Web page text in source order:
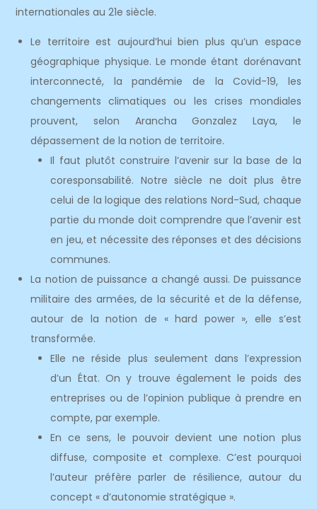
internationales au 21e siècle.
Le territoire est aujourd’hui bien plus qu’un espace
géographique physique. Le monde étant dorénavant
interconnecté, la pandémie de la Covid-19, les
changements climatiques ou les crises mondiales
prouvent, selon Arancha Gonzalez Laya, le
dépassement de la notion de territoire.
Il faut plutôt construire l’avenir sur la base de la
coresponsabilité. Notre siècle ne doit plus être
celui de la logique des relations Nord-Sud, chaque
partie du monde doit comprendre que l’avenir est
en jeu, et nécessite des réponses et des décisions
communes.
La notion de puissance a changé aussi. De puissance
militaire des armées, de la sécurité et de la défense,
autour de la notion de « hard power », elle s’est
transformée.
Elle ne réside plus seulement dans l’expression
d’un État. On y trouve également le poids des
entreprises ou de l’opinion publique à prendre en
compte, par exemple.
En ce sens, le pouvoir devient une notion plus
diffuse, composite et complexe. C’est pourquoi
l’auteur préfère parler de résilience, autour du
concept « d’autonomie stratégique ».